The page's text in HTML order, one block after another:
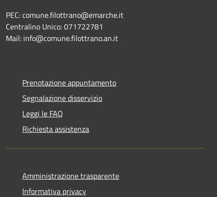
PEC: comune.filottrano@emarche.it
Centralino Unico: 071722781
Mail: info@comune.filottrano.an.it
Prenotazione appuntamento
Segnalazione disservizio
Leggi le FAQ
Richiesta assistenza
Amministrazione trasparente
Informativa privacy